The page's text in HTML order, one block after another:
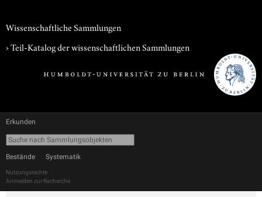
Wissenschaftliche Sammlungen
› Teil-Katalog der wissenschaftlichen Sammlungen
Erkunden
Bestände Systematik
Nutzungsrechte
Anmelden zur Recherche